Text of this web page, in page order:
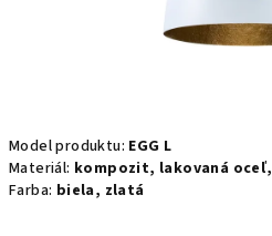
Model produktu: EGG L
Materiál: kompozit, lakovaná oceľ,
Farba: biela, zlatá